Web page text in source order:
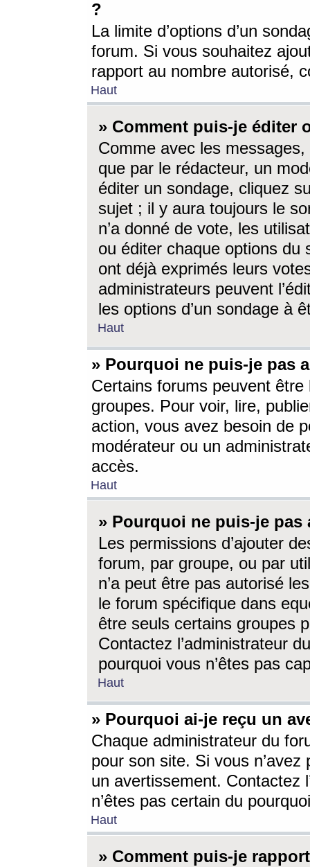
?
La limite d’options d’un
forum. Si vous souhaitez
rapport au nombre autorisé,
Haut
» Comment puis-je éditer
Comme avec les
que par le rédacteur, un
éditer un sondage, cliquez
sujet ; il y aura toujours le
n’a donné de vote, les
ou éditer chaque options du
ont déjà exprimés leurs
administrateurs peuvent
les options d’un sondage à
Haut
» Pourquoi ne puis-je pas
Certains forums peuvent être
groupes. Pour voir, lire,
action, vous avez besoin de
modérateur ou un
accès.
Haut
» Pourquoi ne puis-je
Les permissions d’ajouter
forum, par groupe, ou par
n’a peut être pas autorisé
le forum spécifique dans
être seuls certains groupes
Contactez l’administrateur
pourquoi vous n’êtes pas
Haut
» Pourquoi ai-je reçu un
Chaque administrateur du
pour son site. Si vous
un avertissement. Contactez
n’êtes pas certain du
Haut
» Comment puis-je